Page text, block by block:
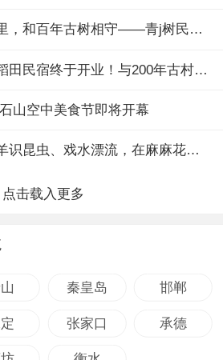
睡在北方的山川稻浪里，和百年古树相守——青j树民宿度假攻略
青籽树，华北最大的稻田民宿终于开业！与200年古村落一同穿越时光
山空中美食节即将开幕
星空露天电影、喂小羊识昆虫、戏水漂流，在麻麻花的山坡过宫崎骏的夏天
秦皇岛 邯郸
张家口 承德